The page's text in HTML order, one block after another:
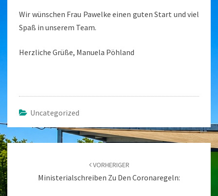
Wir wünschen Frau Pawelke einen guten Start und viel
Spaß in unserem Team.
Herzliche Grüße, Manuela Pöhland
Uncategorized
Beitragsnavigation
VORHERIGER
Ministerialschreiben Zu Den Coronaregeln: